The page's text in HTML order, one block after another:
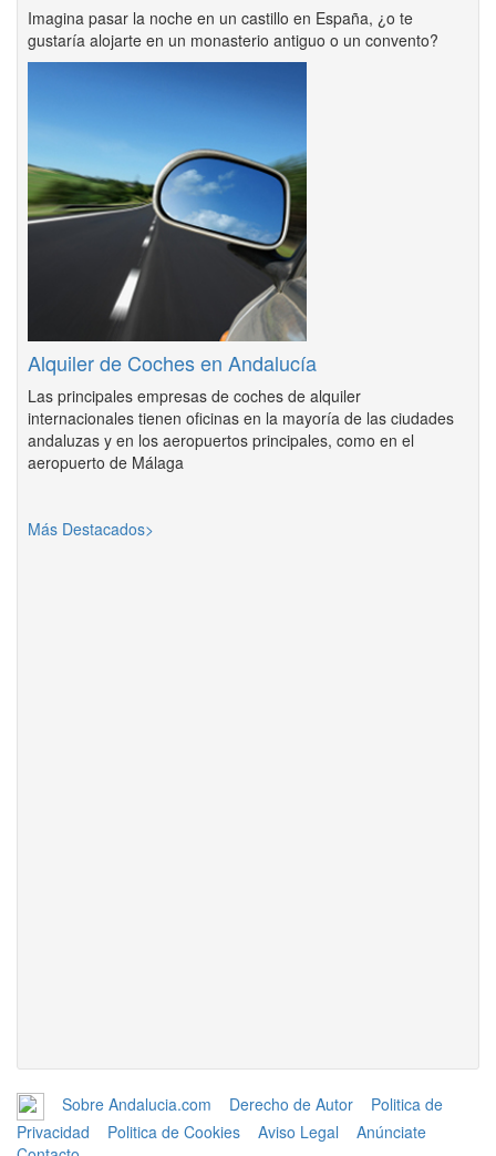
Imagina pasar la noche en un castillo en España, ¿o te
gustaría alojarte en un monasterio antiguo o un convento?
Alquiler de Coches en Andalucía
Las principales empresas de coches de alquiler
internacionales tienen oficinas en la mayoría de las ciudades
andaluzas y en los aeropuertos principales, como en el
aeropuerto de Málaga
Más Destacados>
Sobre Andalucia.com Derecho de Autor
Politica de
Privacidad
Politica de Cookies Aviso Legal
Anúnciate